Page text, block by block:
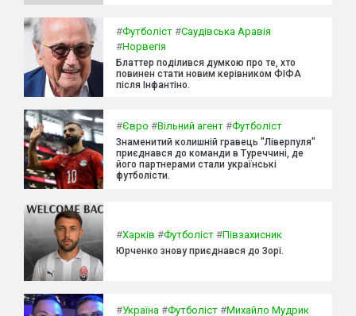
#Футболіст #Саудівська Аравія
#Норвегія
Блаттер поділився думкою про те, хто
повинен стати новим керівником ФІФА
після Інфантіно.
#Євро #Вільний агент #Футболіст
Знаменитий колишній гравець "Ліверпуля"
приєднався до команди в Туреччині, де
його партнерами стали українські
футболісти.
#Харків #Футболіст #Півзахисник
Юрченко знову приєднався до Зорі.
#Україна #Футболіст #Михайло Мудрик